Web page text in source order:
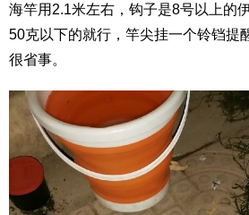
海竿用2.1米左右，钩子是8号以上的
50克以下的就行，竿尖挂一个铃铛提
很省事。